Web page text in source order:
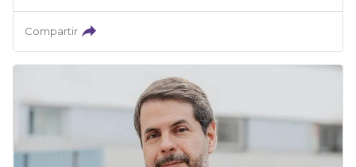
Compartir